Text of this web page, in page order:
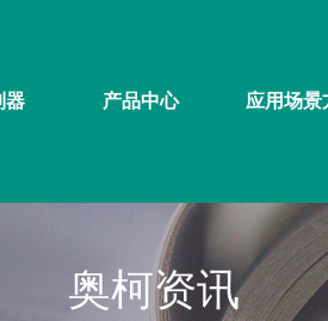
器 产品中心 应用场景
奥柯资讯